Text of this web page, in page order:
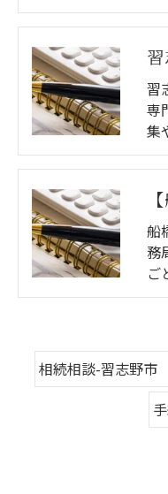
習
専
集
船
務
ご
相続相談-習志野市